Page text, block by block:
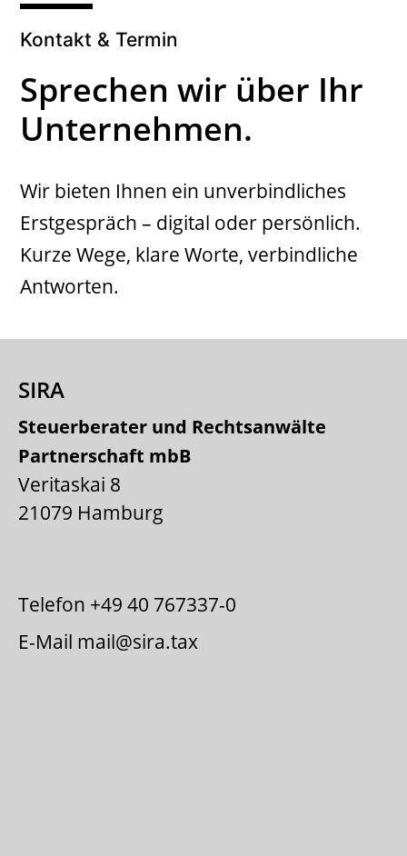
Kontakt & Termin
Sprechen wir über Ihr
Unternehmen.
Wir bieten Ihnen ein unverbindliches
Erstgespräch – digital oder persönlich.
Kurze Wege, klare Worte, verbindliche
Antworten.
SIRA
Steuerberater und Rechtsanwälte
Partnerschaft mbB
Veritaskai 8
21079 Hamburg
Telefon +49 40 767337-0
E-Mail mail@sira.tax